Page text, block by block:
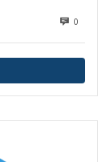
0